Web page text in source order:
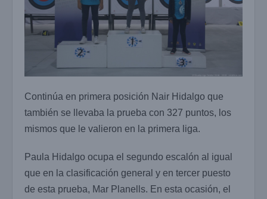
Continúa en primera posición Nair Hidalgo que
también se llevaba la prueba con 327 puntos, los
mismos que le valieron en la primera liga.
Paula Hidalgo ocupa el segundo escalón al igual
que en la clasificación general y en tercer puesto
de esta prueba, Mar Planells. En esta ocasión, el